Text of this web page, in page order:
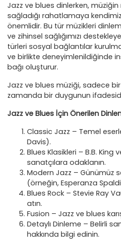
Jazz ve blues dinlerken,
sağladığı rahatlamaya
önemlidir. Bu tür müzikleri
ve zihinsel sağlığımızı
türleri sosyal bağlantılar
ve birlikte deneyimlenildiğinde
bağı oluşturur.
Jazz ve blues müziği, sadece
zamanda bir duygunun
Jazz ve Blues İçin Önerilen
Classic Jazz – Temel
Davis).
Blues Klasikleri – B.B. King
sanatçılara odaklanın.
Modern Jazz – Günümüz
(örneğin, Esperanza
Blues Rock – Stevie Ray
atın.
Fusion – Jazz ve blues
Detaylı Dinleme – Belirli
hakkında bilgi edinin.